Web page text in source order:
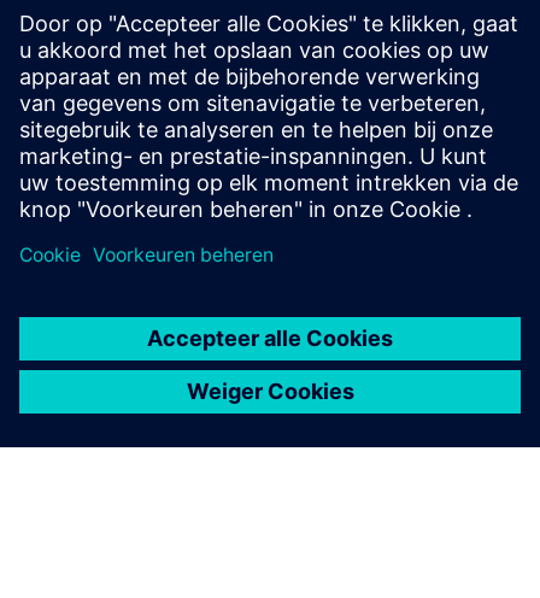
Vereist ≥ 100 kW hernieuwbare capaciteit of ≥ 100.000
kWh per jaar aan overtollige energie
Voor de installatie is ongeveer 10 m² droge, tegen
weersinvloeden beschermde ruimte vereist
400 V, driefasige aansluiting met ≥ 160 A via NH-
zekeringscheider